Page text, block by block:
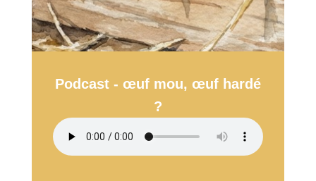
Podcast - œuf mou, œuf hardé
?